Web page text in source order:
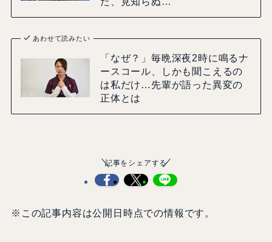
あわせて読みたい
「なぜ？」毎晩深夜2時に鳴るナ
ースコール、しかも聞こえるの
は私だけ…先輩が語った異変の
正体とは
記事をシェアする
※この記事内容は公開日時点での情報です。